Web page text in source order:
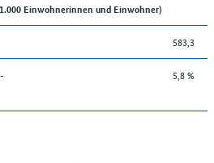
Einwohnerinnen und Einwohner)
583,3
5,8 %